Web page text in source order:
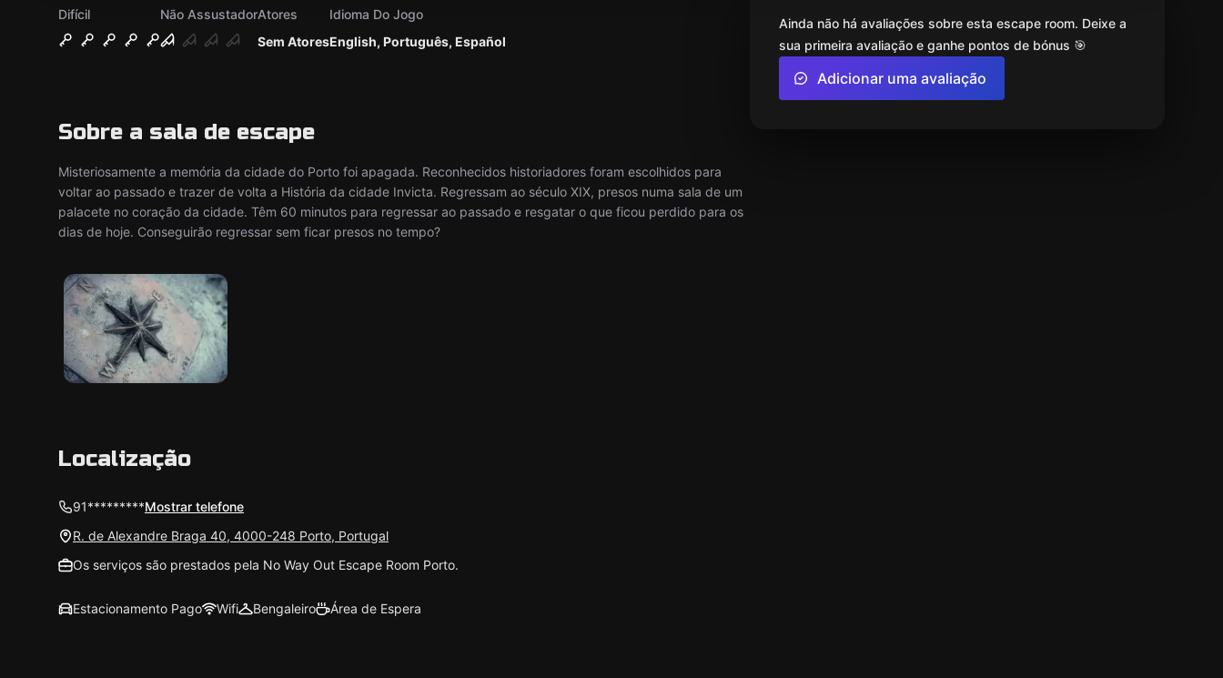
Difícil
Não Assustador
Sem Atores
Atores
English, Português, Español
Idioma Do Jogo
Sobre a sala de escape
Misteriosamente a memória da cidade do Porto foi apagada. Reconhecidos historiadores foram escolhidos para
voltar ao passado e trazer de volta a História da cidade Invicta. Regressam ao século XIX, presos numa sala de um
palacete no coração da cidade. Têm 60 minutos para regressar ao passado e resgatar o que ficou perdido para os
dias de hoje. Conseguirão regressar sem ficar presos no tempo?
Ainda não há avaliações sobre esta escape room. Deixe a
sua primeira avaliação e ganhe pontos de bónus 🎯
Adicionar uma avaliação
Localização
91*********Mostrar telefone
R. de Alexandre Braga 40, 4000-248 Porto, Portugal
Os serviços são prestados pela No Way Out Escape Room Porto.
Estacionamento Pago Wifi Bengaleiro Área de Espera